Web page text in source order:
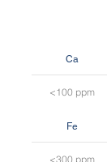
<100 ppm
Ca
<300 ppm
Fe